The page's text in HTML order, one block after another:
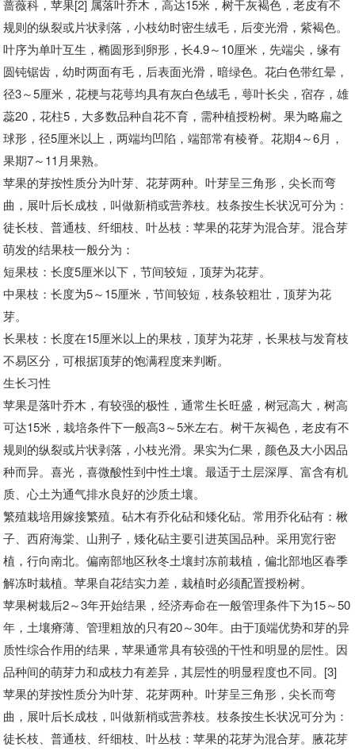
蔷薇科，苹果[2] 属落叶乔木，高达15米，树干灰褐色，老皮有不
规则的纵裂或片状剥落，小枝幼时密生绒毛，后变光滑，紫褐色。
叶序为单叶互生，椭圆形到卵形，长4.9～10厘米，先端尖，缘有
圆钝锯齿，幼时两面有毛，后表面光滑，暗绿色。花白色带红晕，
径3～5厘米，花梗与花萼均具有灰白色绒毛，萼叶长尖，宿存，雄
蕊20，花柱5，大多数品种自花不育，需种植授粉树。果为略扁之
球形，径5厘米以上，两端均凹陷，端部常有棱脊。花期4～6月，
果期7～11月果熟。
苹果的芽按性质分为叶芽、花芽两种。叶芽呈三角形，尖长而弯
曲，展叶后长成枝，叫做新梢或营养枝。枝条按生长状况可分为：
徒长枝、普通枝、纤细枝、叶丛枝：苹果的花芽为混合芽。混合芽
萌发的结果枝一般分为：
短果枝：长度5厘米以下，节间较短，顶芽为花芽。
中果枝：长度为5～15厘米，节间较短，枝条较粗壮，顶芽为花
芽。
长果枝：长度在15厘米以上的果枝，顶芽为花芽，长果枝与发育枝
不易区分，可根据顶芽的饱满程度来判断。
生长习性
苹果是落叶乔木，有较强的极性，通常生长旺盛，树冠高大，树高
可达15米，栽培条件下一般高3～5米左右。树干灰褐色，老皮有不
规则的纵裂或片状剥落，小枝光滑。果实为仁果，颜色及大小因品
种而异。喜光，喜微酸性到中性土壤。最适于土层深厚、富含有机
质、心土为通气排水良好的沙质土壤。
繁殖栽培用嫁接繁殖。砧木有乔化砧和矮化砧。常用乔化砧有：楸
子、西府海棠、山荆子，矮化砧主要引进英国品种。采用宽行密
植，行向南北。偏南部地区秋冬土壤封冻前栽植，偏北部地区春季
解冻时栽植。苹果自花结实力差，栽植时必须配置授粉树。
苹果树栽后2～3年开始结果，经济寿命在一般管理条件下为15～50
年，土壤瘠薄、管理粗放的只有20～30年。由于顶端优势和芽的异
质性综合作用的结果，苹果通常具有较强的干性和明显的层性。因
品种间的萌芽力和成枝力有差异，其层性的明显程度也不同。[3]
苹果的芽按性质分为叶芽、花芽两种。叶芽呈三角形，尖长而弯
曲，展叶后长成枝，叫做新梢或营养枝。枝条按生长状况可分为：
徒长枝、普通枝、纤细枝、叶丛枝：苹果的花芽为混合芽。腋花芽